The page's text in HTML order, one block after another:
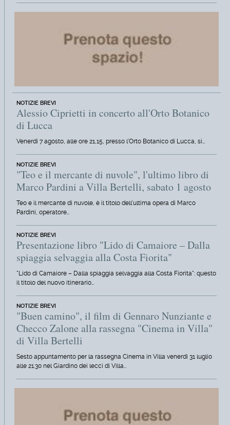
NOTIZIE BREVI
Alessio Ciprietti in concerto all'Orto Botanico
di Lucca
Venerdì 7 agosto, alle ore 21,15, presso l'Orto Botanico di Lucca, si…
NOTIZIE BREVI
"Teo e il mercante di nuvole", l'ultimo libro di
Marco Pardini a Villa Bertelli, sabato 1 agosto
Teo e il mercante di nuvole, è il titolo dell'ultima opera di Marco
Pardini, operatore…
NOTIZIE BREVI
Presentazione libro "Lido di Camaiore – Dalla
spiaggia selvaggia alla Costa Fiorita"
"Lido di Camaiore – Dalla spiaggia selvaggia alla Costa Fiorita": questo
il titolo del nuovo itinerario…
NOTIZIE BREVI
"Buen camino", il film di Gennaro Nunziante e
Checco Zalone alla rassegna "Cinema in Villa"
di Villa Bertelli
Sesto appuntamento per la rassegna Cinema in Villa venerdì 31 luglio
alle 21.30 nel Giardino dei lecci di Villa…